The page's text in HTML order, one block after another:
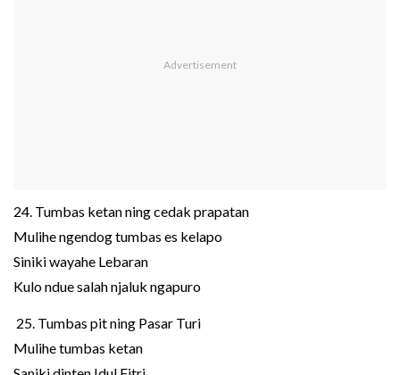
24. Tumbas ketan ning cedak prapatan
Mulihe ngendog tumbas es kelapo
Siniki wayahe Lebaran
Kulo ndue salah njaluk ngapuro
25. Tumbas pit ning Pasar Turi
Mulihe tumbas ketan